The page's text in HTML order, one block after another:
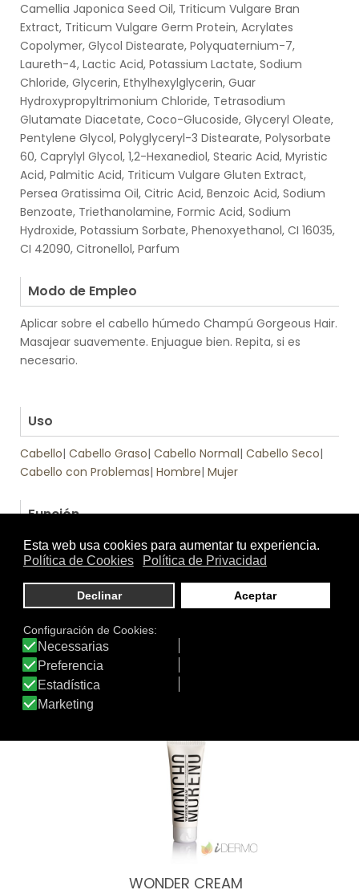
Camellia Japonica Seed Oil, Triticum Vulgare Bran
Extract, Triticum Vulgare Germ Protein, Acrylates
Copolymer, Glycol Distearate, Polyquaternium-7,
Laureth-4, Lactic Acid, Potassium Lactate, Sodium
Chloride, Glycerin, Ethylhexylglycerin, Guar
Hydroxypropyltrimonium Chloride, Tetrasodium
Glutamate Diacetate, Coco-Glucoside, Glyceryl Oleate,
Pentylene Glycol, Polyglyceryl-3 Distearate, Polysorbate
60, Caprylyl Glycol, 1,2-Hexanediol, Stearic Acid, Myristic
Acid, Palmitic Acid, Triticum Vulgare Gluten Extract,
Persea Gratissima Oil, Citric Acid, Benzoic Acid, Sodium
Benzoate, Triethanolamine, Formic Acid, Sodium
Hydroxide, Potassium Sorbate, Phenoxyethanol, CI 16035,
CI 42090, Citronellol, Parfum
Modo de Empleo
Aplicar sobre el cabello húmedo Champú Gorgeous Hair.
Masajear suavemente. Enjuague bien. Repita, si es
necesario.
Uso
Cabello| Cabello Graso| Cabello Normal| Cabello Seco|
Cabello con Problemas| Hombre| Mujer
Función
Champú| Limpieza e Higiene
Textura
Tratamiento
de:
Otros productos de MONCHO MORENO
WONDER CREAM